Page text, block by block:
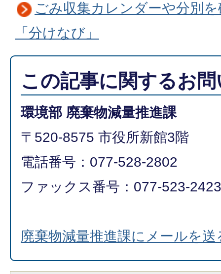
ごみ収集カレンダーや分別
「分けなび」
この記事に関するお
環境部 廃棄物減量推進課
〒520-8575 市役所新館3階
電話番号：077-528-2802
ファックス番号：077-523-2423
廃棄物減量推進課にメールを送